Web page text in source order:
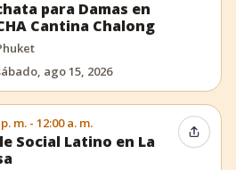
para Damas en
Cantina Chalong
ago 15, 2026
m. - 12:00 a. m.
Social Latino en La